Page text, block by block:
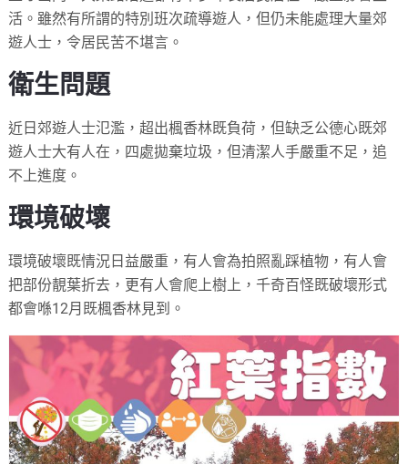
活。雖然有所謂的特別班次疏導遊人，但仍未能處理大量郊
遊人士，令居民苦不堪言。
衛生問題
近日郊遊人士氾濫，超出楓香林既負荷，但缺乏公德心既郊
遊人士大有人在，四處拋棄垃圾，但清潔人手嚴重不足，追
不上進度。
環境破壞
環境破壞既情況日益嚴重，有人會為拍照亂踩植物，有人會
把部份靚葉折去，更有人會爬上樹上，千奇百怪既破壞形式
都會喺12月既楓香林見到。